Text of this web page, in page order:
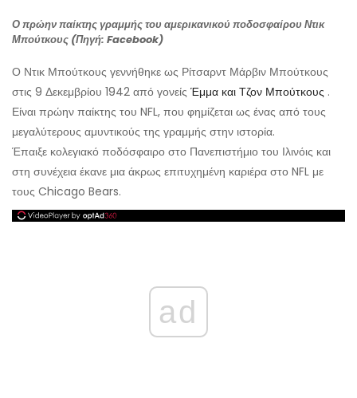
Ο πρώην παίκτης γραμμής του αμερικανικού ποδοσφαίρου Ντικ
Μπούτκους (Πηγή: Facebook)
Ο Ντικ Μπούτκους γεννήθηκε ως Ρίτσαρντ Μάρβιν Μπούτκους
στις 9 Δεκεμβρίου 1942 από γονείς Έμμα και Τζον Μπούτκους .
Είναι πρώην παίκτης του NFL, που φημίζεται ως ένας από τους
μεγαλύτερους αμυντικούς της γραμμής στην ιστορία.
Έπαιξε κολεγιακό ποδόσφαιρο στο Πανεπιστήμιο του Ιλινόις και
στη συνέχεια έκανε μια άκρως επιτυχημένη καριέρα στο NFL με
τους Chicago Bears.
ad